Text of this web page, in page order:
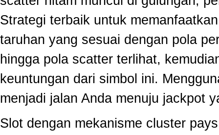
Strategi terbaik untuk
taruhan yang sesuai dengan pola
hingga pola scatter terlihat,
keuntungan dari simbol ini.
menjadi jalan Anda menuju jackpot
Slot dengan mekanisme cluster